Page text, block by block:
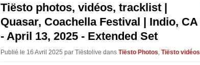
Tiësto photos, vidéos, tracklist |
Quasar, Coachella Festival | Indio, CA
- April 13, 2025 - Extended Set
Publié le 16 Avril 2025 par Tiëstolive dans Tiësto Photos Tiësto vidéos